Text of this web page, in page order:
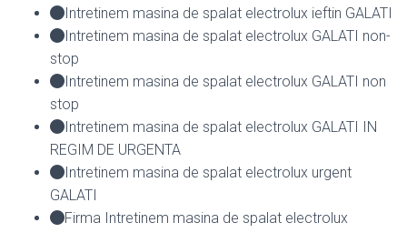
Intretinem masina de spalat electrolux ieftin GALATI
Intretinem masina de spalat electrolux GALATI non-
stop
Intretinem masina de spalat electrolux GALATI non
stop
Intretinem masina de spalat electrolux GALATI IN
REGIM DE URGENTA
Intretinem masina de spalat electrolux urgent
GALATI
Firma Intretinem masina de spalat electrolux